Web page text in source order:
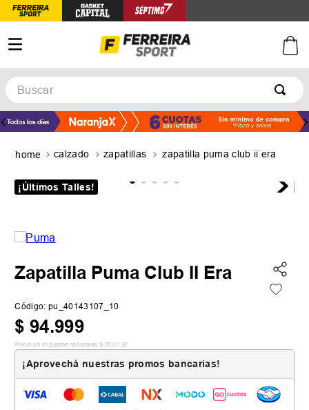
Buscar
TÉRMINOS MÁS BUSCADOS
3.
zapatillas mujer
5. medias
calzado zapatillas zapatilla puma club ii era
¡Últimos Talles!
Zapatilla Puma Club II Era
Código: pu_40143107_10
$ 94.999
Precio sin impuestos nacionales: $ 78 511 57
¡Aprovechá nuestras promos bancarias!